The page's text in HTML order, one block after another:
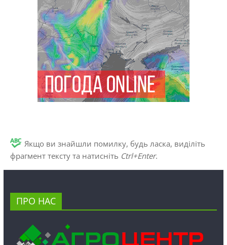
Якщо ви знайшли помилку, будь ласка, виділіть
фрагмент тексту та натисніть Ctrl+Enter.
ПРО НАС